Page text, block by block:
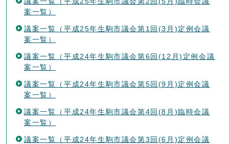
案一覧）
議案一覧（平成25年生駒市議会第1回(3月)定例会議
案一覧）
議案一覧（平成24年生駒市議会第6回(12月)定例会議
案一覧）
議案一覧（平成24年生駒市議会第5回(9月)定例会議
案一覧）
議案一覧（平成24年生駒市議会第4回(8月)臨時会議
案一覧）
議案一覧（平成24年生駒市議会第3回(6月)定例会議